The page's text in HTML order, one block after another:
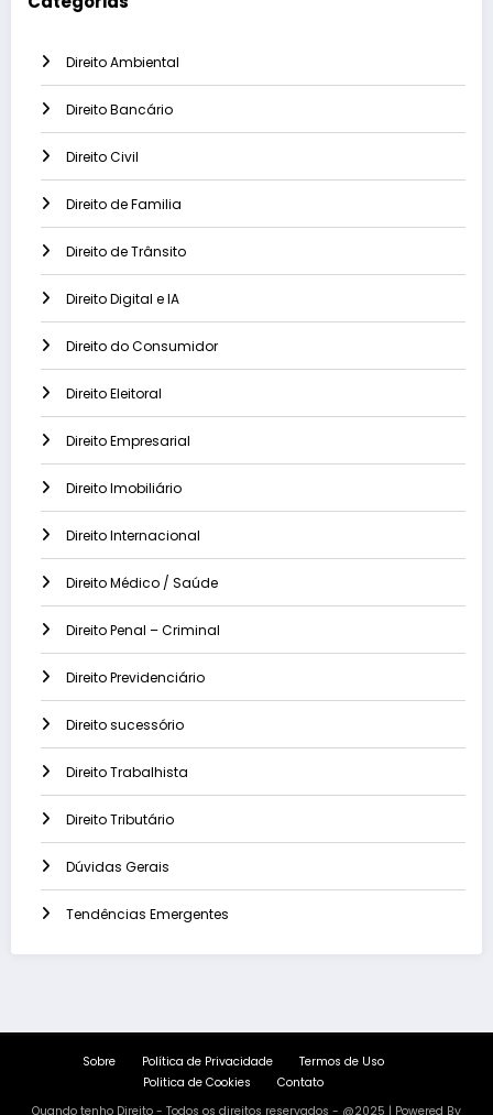
Direito Ambiental
Direito Bancário
Direito Civil
Direito de Familia
Direito de Trânsito
Direito Digital e IA
Direito do Consumidor
Direito Eleitoral
Direito Empresarial
Direito Imobiliário
Direito Internacional
Direito Médico / Saúde
Direito Penal – Criminal
Direito Previdenciário
Direito sucessório
Direito Trabalhista
Direito Tributário
Dúvidas Gerais
Tendências Emergentes
Sobre Política de Privacidade
Termos de Uso
Politica de Cookies
Contato
Quando tenho Direito - Todos os direitos reservados - @2025 | Powered By